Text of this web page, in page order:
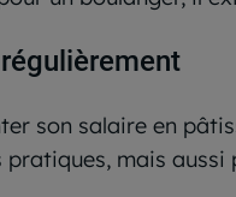
son salaire en
pratiques, mais